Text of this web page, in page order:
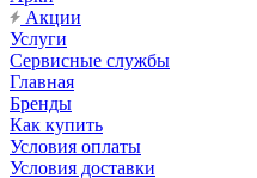
Акции
Услуги
Сервисные службы
Главная
Бренды
Как купить
Условия оплаты
Условия доставки